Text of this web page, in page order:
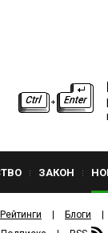
ЗАКОН
Рейтинги Блоги